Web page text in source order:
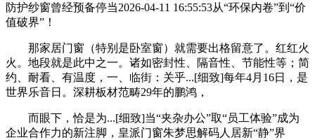
防护纱窗曾经预备停当2026-04-11 16:55:53从“环保内卷”到“价
值破界”！
那家居门窗（特别是卧室窗）就需要出格留意了。红红火
火。地段就是此中之一。诸如密封性、隔音性、节能性等；简
约、耐看、有温度，一、临街：关乎...[细致]每年4月16日，是
世界乐音日。深耕板材范畴29年的鹏鸿，
而眼下，恰是为...[细致]当“夹杂办公”取“员工体验”成为
企业合作力的新注脚，皇派门窗朱梦思解码人居新“静”界